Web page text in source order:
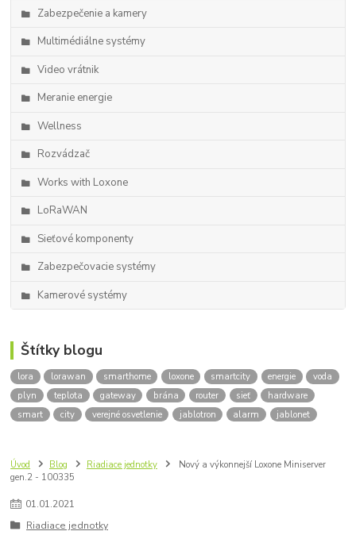
Zabezpečenie a kamery
Multimédiálne systémy
Video vrátnik
Meranie energie
Wellness
Rozvádzač
Works with Loxone
LoRaWAN
Sieťové komponenty
Zabezpečovacie systémy
Kamerové systémy
Štítky blogu
lora lorawan smarthome loxone smartcity energie
voda
plyn
teplota gateway brána router sieť
hardware
smart
city verejné osvetlenie jablotron alarm jablonet
Úvod Blog Riadiace jednotky
Nový a výkonnejší Loxone Miniserver
gen.2 - 100335
01.01.2021
Riadiace jednotky